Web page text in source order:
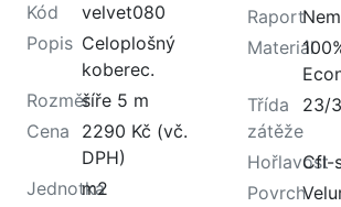
Kód
velvet080
Popis Celoplošný
koberec.
Rozměršíře 5 m
Cena
2290 Kč (vč.
DPH)
Jednotka
m2
Raport
Materiál
Třída
zátěže
23/
Hořlavost
Cfl-
Povrch